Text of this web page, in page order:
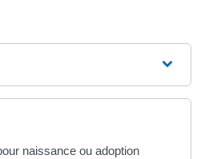
naissance ou adoption